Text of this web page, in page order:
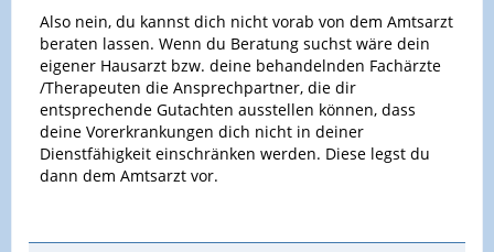
Also nein, du kannst dich nicht vorab von dem Amtsarzt
beraten lassen. Wenn du Beratung suchst wäre dein
eigener Hausarzt bzw. deine behandelnden Fachärzte
/Therapeuten die Ansprechpartner, die dir
entsprechende Gutachten ausstellen können, dass
deine Vorerkrankungen dich nicht in deiner
Dienstfähigkeit einschränken werden. Diese legst du
dann dem Amtsarzt vor.